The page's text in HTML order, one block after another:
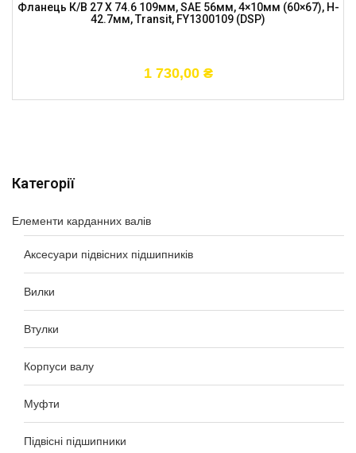
Категорії
Елементи карданних валів
Аксесуари підвісних підшипників
Вилки
Втулки
Корпуси валу
Муфти
Підвісні підшипники
Фланець К/в 27 X 74.6 109мм, SAE 56мм, 4×10мм (60×67), H-
42.7мм, Transit, FY1300109 (DSP)
1 730,00 ₴